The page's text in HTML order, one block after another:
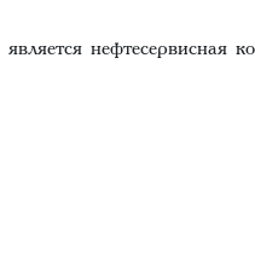
нефтесервисная